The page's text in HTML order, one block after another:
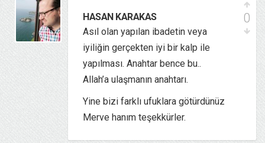
HASAN KARAKAS
Asıl olan yapılan ibadetin veya
iyiliğin gerçekten iyi bir kalp ile
yapılması. Anahtar bence bu..
Allah’a ulaşmanın anahtarı.
Yine bizi farklı ufuklara götürdünüz
Merve hanım teşekkürler.
0